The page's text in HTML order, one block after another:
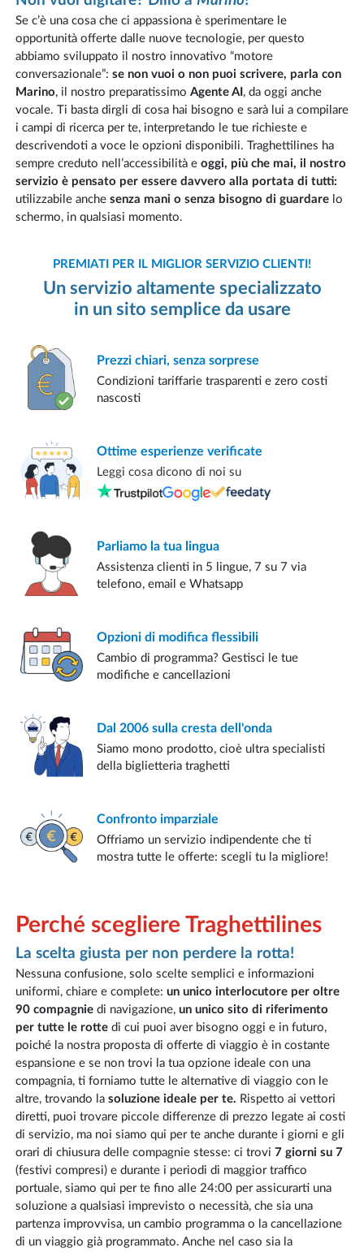
Se c’è una cosa che ci appassiona è sperimentare le
opportunità offerte dalle nuove tecnologie, per questo
abbiamo sviluppato il nostro innovativo “motore
conversazionale”: se non vuoi o non puoi scrivere, parla con
Marino, il nostro preparatissimo Agente AI , da oggi anche
vocale. Ti basta dirgli di cosa hai bisogno e sarà lui a compilare
i campi di ricerca per te, interpretando le tue richieste e
descrivendoti a voce le opzioni disponibili. Traghettilines ha
sempre creduto nell’accessibilità e oggi, più che mai, il nostro
servizio è pensato per essere davvero alla portata di tutti:
utilizzabile anche senza mani o senza bisogno di guardarelo
schermo, in qualsiasi momento.
PREMIATI PER IL MIGLIOR SERVIZIO CLIENTI!
Un servizio altamente specializzato
in un sito semplice da usare
Prezzi chiari, senza sorprese
Condizioni tariffarie trasparenti e zero costi
nascosti
Ottime esperienze verificate
Leggi cosa dicono di noi su
Parliamola tua lingua
Assistenza clienti in 5 lingue, 7 su 7 via
telefono, email e Whatsapp
Opzioni di modificaflessibili
Cambio di programma? Gestisci le tue
modifiche e cancellazioni
Dal 2006sulla cresta dell'onda
Siamo mono prodotto, cioè ultra specialisti
della biglietteria traghetti
Confrontoimparziale
Offriamo un servizio indipendente che ti
mostra tutte le offerte: scegli tu la migliore!
Perché scegliere Traghettilines
La scelta giusta per non perdere la rotta!
Nessuna confusione, solo scelte semplici e informazioni
uniformi, chiare e complete: un unico interlocutore per oltre
90 compagniedi navigazione, un unico sito di riferimento
per tutte le rottedi cui puoi aver bisogno oggi e in futuro,
poiché la nostra proposta di offerte di viaggio è in costante
espansione e se non trovi la tua opzione ideale con una
compagnia, ti forniamo tutte le alternative di viaggio con le
altre, trovando la soluzione ideale per te. Rispetto ai vettori
diretti, puoi trovare piccole differenze di prezzo legate ai costi
di servizio, ma noi siamo qui per te anche durante i giorni e gli
orari di chiusura delle compagnie stesse: ci trovi 7 giorni su 7
(festivi compresi) e durante i periodi di maggior traffico
portuale, siamo qui per te fino alle 24:00 per assicurarti una
soluzione a qualsiasi imprevisto o necessità, che sia una
partenza improvvisa, un cambio programma o la cancellazione
di un viaggio già programmato. Anche nel caso sia la